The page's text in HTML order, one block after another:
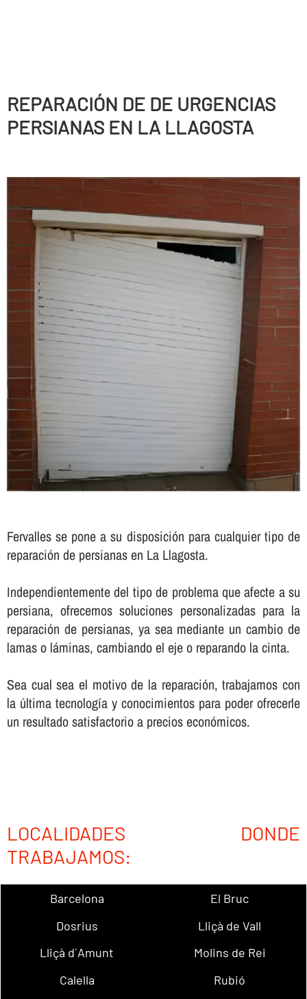
REPARACIÓN DE DE URGENCIAS
PERSIANAS EN LA LLAGOSTA
Fervalles se pone a su disposición para cualquier tipo de
reparación de persianas en La Llagosta.
Independientemente del tipo de problema que afecte a su
persiana, ofrecemos soluciones personalizadas para la
reparación de persianas, ya sea mediante un cambio de
lamas o láminas, cambiando el eje o reparando la cinta.
Sea cual sea el motivo de la reparación, trabajamos con
la última tecnologí­a y conocimientos para poder ofrecerle
un resultado satisfactorio a precios económicos.
LOCALIDADES DONDE
TRABAJAMOS:
Barcelona
El Bruc
Dosrius
Lliçà de Vall
Lliçà d´Amunt
Molins de Rei
Calella
Rubió